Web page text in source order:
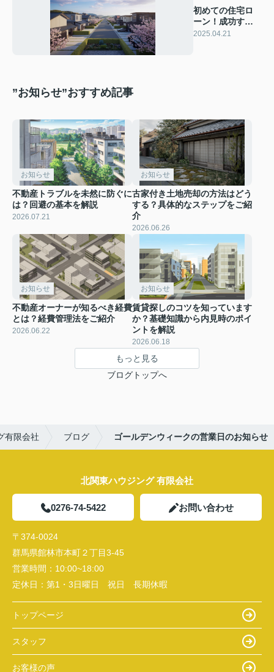
初めての住宅ロ
ーン！成功する
シミュレーショ
2025.04.21
”お知らせ”おすすめ記事
お知らせ
不動産トラブルを未然に防ぐに
は？回避の基本を解説
2026.07.21
お知らせ
古家付き土地売却の方法はどう
する？具体的なステップをご紹
介
2026.06.26
お知らせ
不動産オーナーが知るべき経費
とは？経費管理法をご紹介
2026.06.22
お知らせ
賃貸探しのコツを知っています
か？基礎知識から内見時のポイ
ントを解説
2026.06.18
もっと見る
ブログトップへ
有限会社 ブログ ゴールデンウィークの営業日のお知らせ
北関東ハウジング 有限会社
0276-74-5422 お問い合わせ
〒374-0024
群馬県館林市本町２丁目3-45
営業時間： 10:00~18:00
定休日： 第1・3日曜日 祝日 長期休暇
トップページ
スタッフ
お客様の声